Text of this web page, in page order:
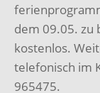
dem 09.05. zu
kostenlos.
telefonisch im
965475.